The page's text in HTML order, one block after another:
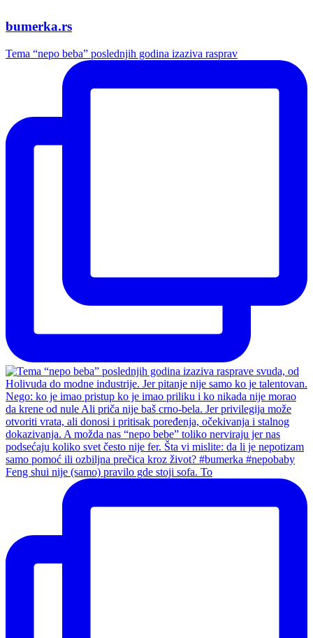
bumerka.rs
Tema “nepo beba” poslednjih godina izaziva rasprav
Feng shui nije (samo) pravilo gde stoji sofa. To